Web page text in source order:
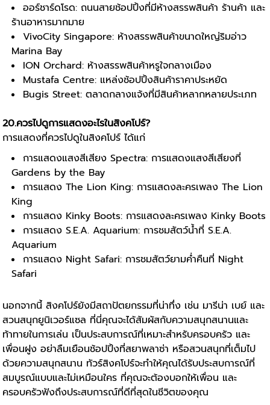
ออร์ชาร์ดโรด: ถนนสายช้อปปิ้งที่มีห้างสรรพสินค้า ร้านค้า และ
ร้านอาหารมากมาย
VivoCity Singapore: ห้างสรรพสินค้าขนาดใหญ่ริมอ่าว
Marina Bay
ION Orchard: ห้างสรรพสินค้าหรูใจกลางเมือง
Mustafa Centre: แหล่งช้อปปิ้งสินค้าราคาประหยัด
Bugis Street: ตลาดกลางแจ้งที่มีสินค้าหลากหลายประเภท
20.ควรไปดูการแสดงอะไรในสิงคโปร์?
การแสดงที่ควรไปดูในสิงคโปร์ ได้แก่
การแสดงแสงสีเสียง Spectra: การแสดงแสงสีเสียงที่
Gardens by the Bay
การแสดง The Lion King: การแสดงละครเพลง The Lion
King
การแสดง Kinky Boots: การแสดงละครเพลง Kinky Boots
การแสดง S.E.A. Aquarium: การชมสัตว์น้ำที่ S.E.A.
Aquarium
การแสดง Night Safari: การชมสัตว์ยามค่ำคืนที่ Night
Safari
นอกจากนี้ สิงคโปร์ยังมีสถาปัตยกรรมที่น่าทึ่ง เช่น มารีน่า เบย์ และ
สวนสนุกยูนิเวอร์แซล ที่นี่คุณจะได้สัมผัสกับความสนุกสนานและ
ท้าทายในการเล่น เป็นประสบการณ์ที่เหมาะสำหรับครอบครัว และ
เพื่อนฝูงอย่าลืมเยือนช้อปปิ้งที่สยาพลาซ่า หรือสวนสนุกที่เต็มไป
ด้วยความสนุกสนาน ทัวร์สิงคโปร์จะทำให้คุณได้รับประสบการณ์ที่
สมบูรณ์แบบและไม่เหมือนใคร ที่คุณจะต้องบอกให้เพื่อน และ
ครอบครัวฟังถึงประสบการณ์ที่ดีที่สุดในชีวิตของคุณ